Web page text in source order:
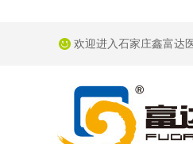
欢迎进入石家庄鑫富达